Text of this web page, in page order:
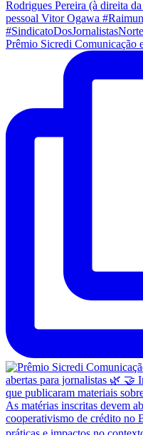
Prêmio Sicredi Comunicação